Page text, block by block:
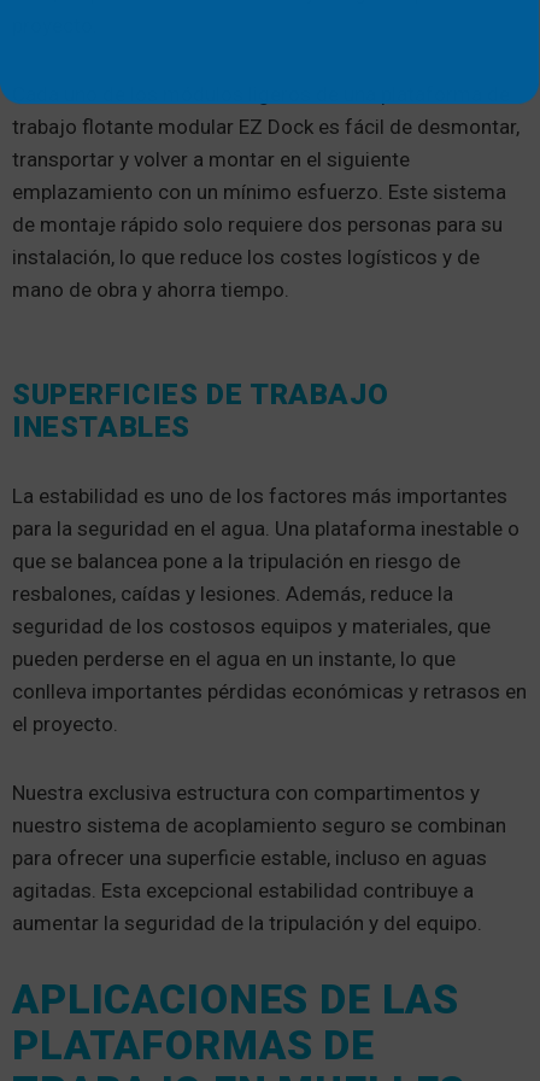
trabajo flotante modular EZ Dock es fácil de desmontar,
transportar y volver a montar en el siguiente
emplazamiento con un mínimo esfuerzo. Este sistema
de montaje rápido solo requiere dos personas para su
instalación, lo que reduce los costes logísticos y de
mano de obra y ahorra tiempo.
SUPERFICIES DE TRABAJO
INESTABLES
La estabilidad es uno de los factores más importantes
para la seguridad en el agua. Una plataforma inestable o
que se balancea pone a la tripulación en riesgo de
resbalones, caídas y lesiones. Además, reduce la
seguridad de los costosos equipos y materiales, que
pueden perderse en el agua en un instante, lo que
conlleva importantes pérdidas económicas y retrasos en
el proyecto.
Nuestra exclusiva estructura con compartimentos y
nuestro sistema de acoplamiento seguro se combinan
para ofrecer una superficie estable, incluso en aguas
agitadas. Esta excepcional estabilidad contribuye a
aumentar la seguridad de la tripulación y del equipo.
APLICACIONES DE LAS
PLATAFORMAS DE